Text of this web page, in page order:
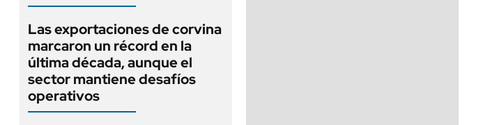
Las exportaciones de corvina
marcaron un récord en la
última década, aunque el
sector mantiene desafíos
operativos